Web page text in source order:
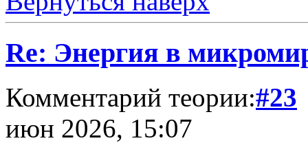
Re: Энергия в
Комментарий теории:#23
июн 2026, 15:07